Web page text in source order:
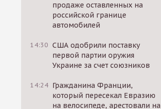
продаже оставленных на
российской границе
автомобилей
14:30 США одобрили поставку
первой партии оружия
Украине за счет союзников
14:24 Гражданина Франции,
который пересекал Евразию
на велосипеде, арестовали на